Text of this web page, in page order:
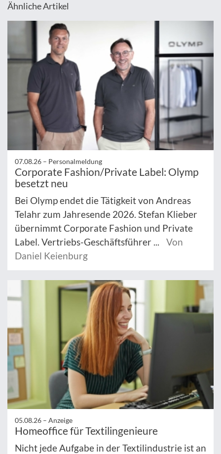
Ähnliche Artikel
07.08.26 – Personalmeldung
Corporate Fashion/Private Label: Olymp
besetzt neu
Bei Olymp endet die Tätigkeit von Andreas
Telahr zum Jahresende 2026. Stefan Klieber
übernimmt Corporate Fashion und Private
Label. Vertriebs-Geschäftsführer ...
Von
Daniel Keienburg
05.08.26 – Anzeige
Homeoffice für Textilingenieure
Nicht jede Aufgabe in der Textilindustrie ist an